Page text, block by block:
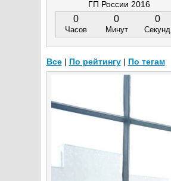
ГП России 2016
0
Часов
0
Минут
0
Секунд
Все| По рейтингу| По тегам